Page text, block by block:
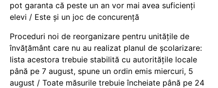
pot garanta că peste un an vor mai avea suficienți
elevi / Este și un joc de concurență
Proceduri noi de reorganizare pentru unitățile de
învățământ care nu au realizat planul de școlarizare:
lista acestora trebuie stabilită cu autoritățile locale
până pe 7 august, spune un ordin emis miercuri, 5
august / Toate măsurile trebuie încheiate până pe 24